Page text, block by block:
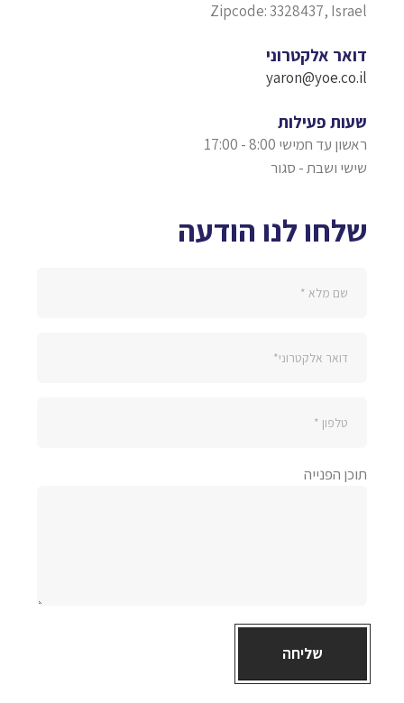
Zipcode: 3328437, Israel
דואר אלקטרוני
yaron@yoe.co.il
שעות פעילות
ראשון עד חמישי 8:00 - 17:00
שישי ושבת - סגור
שלחו לנו הודעה
תוכן הפנייה
שליחה